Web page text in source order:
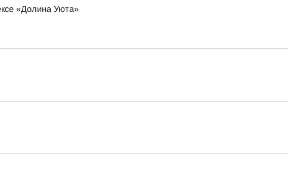
«Долина Уюта»